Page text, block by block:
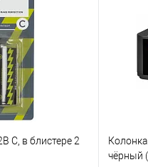
C, в блистере 2
чёрный